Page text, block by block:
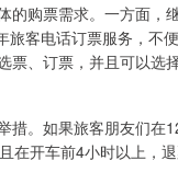
的购票需求。一方面
客电话订票服务，不
票、订票，并且可以选
措。如果旅客朋友们
在开车前4小时以上，